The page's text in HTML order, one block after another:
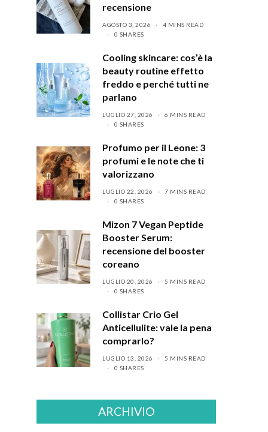
recensione
AGOSTO 3, 2026
4 MINS READ
0 SHARES
Cooling skincare: cos’è la
beauty routine effetto
freddo e perché tutti ne
parlano
LUGLIO 27, 2026
6 MINS READ
0 SHARES
Profumo per il Leone: 3
profumi e le note che ti
valorizzano
LUGLIO 22, 2026
7 MINS READ
0 SHARES
Mizon 7 Vegan Peptide
Booster Serum:
recensione del booster
coreano
LUGLIO 20, 2026
5 MINS READ
0 SHARES
Collistar Crio Gel
Anticellulite: vale la pena
comprarlo?
LUGLIO 13, 2026
5 MINS READ
0 SHARES
ARCHIVIO